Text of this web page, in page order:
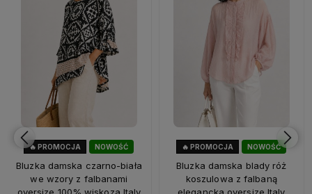
NOWOŚĆ
🔥 PROMOCJA
Bluzka damska czarno-biała
we wzory z falbanami
oversize 100% wiskoza Italy
NOWOŚĆ
🔥 PROMOCJA
Bluzka damska blady róż
koszulowa z falbaną
elegancka oversize Italy